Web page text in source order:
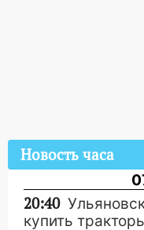
Новость часа
20:40
купить